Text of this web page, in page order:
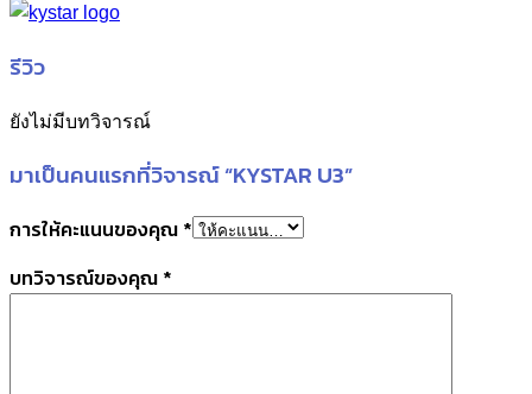
รีวิว
ยังไม่มีบทวิจารณ์
มาเป็นคนแรกที่วิจารณ์ “KYSTAR U3”
การให้คะแนนของคุณ *
บทวิจารณ์ของคุณ *